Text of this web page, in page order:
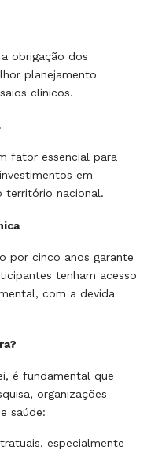
obrigação dos
planejamento
clínicos.
fator essencial para
em
território nacional.
por cinco anos garante
tenham acesso
com a devida
é fundamental que
organizações
saúde:
especialmente